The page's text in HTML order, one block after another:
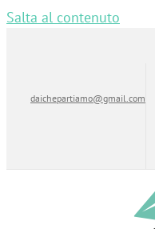
Salta al contenuto
daichepartiamo@gmail.com